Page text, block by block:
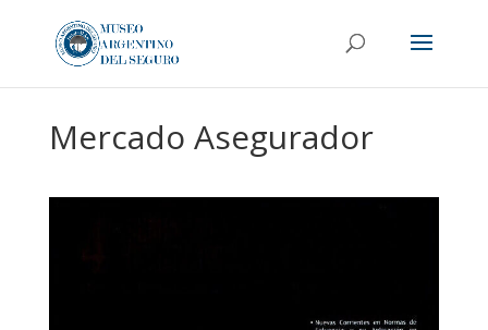
Mercado Asegurador